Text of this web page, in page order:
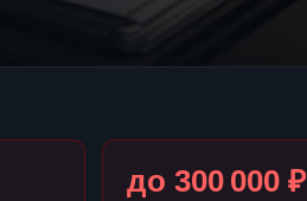
до 300 000 ₽